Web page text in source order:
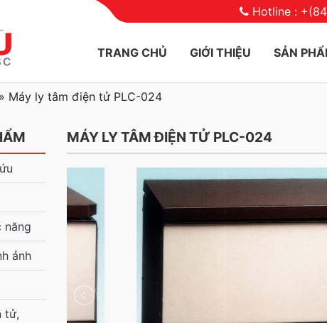
Hotline :
TRANG CHỦ GIỚI THIỆU SẢN
» Máy ly tâm điện tử PLC-024
MÁY LY TÂM ĐIỆN TỬ PLC-024
năng
ảnh
tử,